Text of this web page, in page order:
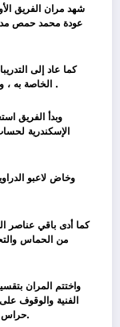
شهد مران الفريق
عودة محمد حمص مدرب
كما عاد إلى
الخاصة به ، و التي غاب على إثرها عن الفريق طوال الفترة الماضية .
وبدأ الفريق
الإسكندرية
وخاض لاعبو
كما أدى باقي عناصر
من الحماس
واختتم المران
الفنية والوقوف
حراس المرمى تدريبات قوية تحت إشراف مدربهم سيد توفيق.